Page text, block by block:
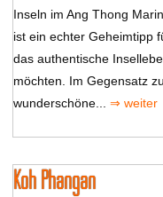
Inseln im Ang Thong
ist ein echter Geheimtipp
das authentische
möchten. Im Gegensatz
wunderschöne... ⇒ weiter
Koh Phangan